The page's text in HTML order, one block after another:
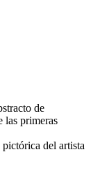
de
las primeras
del artista